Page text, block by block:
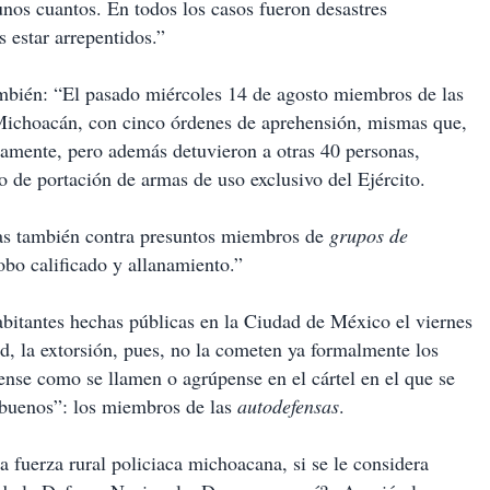
cuantos. En todos los casos fueron desastres
estar arrepentidos.”
“El pasado miércoles 14 de agosto miembros de las
con cinco órdenes de aprehensión, mismas que,
pero además detuvieron a otras 40 personas,
de portación de armas de uso exclusivo del Ejército.
también contra presuntos miembros de grupos de
calificado y allanamiento.”
hechas públicas en la Ciudad de México el viernes
la extorsión, pues, no la cometen ya formalmente los
como se llamen o agrúpense en el cártel en el que se
los miembros de las autodefensas.
rural policiaca michoacana, si se le considera